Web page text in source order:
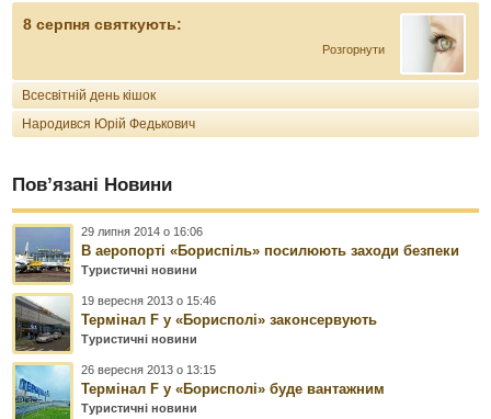
8 серпня святкують:
Розгорнути
Всесвітній день кішок
Народився Юрій Федькович
Пов’язані Новини
29 липня 2014 о 16:06
В аеропорті «Бориспіль» посилюють заходи безпеки
Туристичні новини
19 вересня 2013 о 15:46
Термінал F у «Борисполі» законсервують
Туристичні новини
26 вересня 2013 о 13:15
Термінал F у «Борисполі» буде вантажним
Туристичні новини